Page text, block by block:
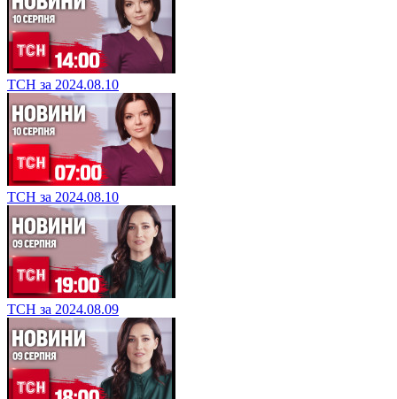
ТСН за 2024.08.10
ТСН за 2024.08.10
ТСН за 2024.08.09